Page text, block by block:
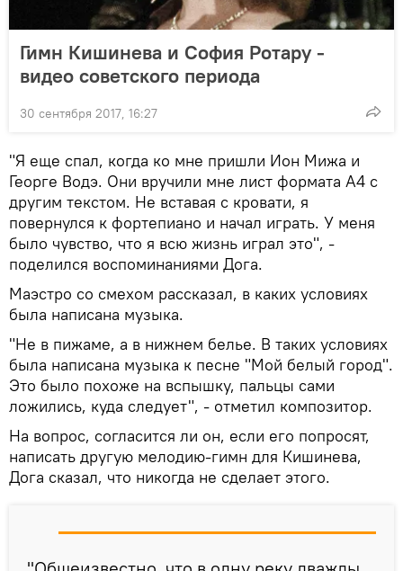
Гимн Кишинева и София Ротару -
видео советского периода
30 сентября 2017, 16:27
"Я еще спал, когда ко мне пришли Ион Мижа и
Георге Водэ. Они вручили мне лист формата А4 с
другим текстом. Не вставая с кровати, я
повернулся к фортепиано и начал играть. У меня
было чувство, что я всю жизнь играл это", -
поделился воспоминаниями Дога.
Маэстро со смехом рассказал, в каких условиях
была написана музыка.
"Не в пижаме, а в нижнем белье. В таких условиях
была написана музыка к песне "Мой белый город".
Это было похоже на вспышку, пальцы сами
ложились, куда следует", - отметил композитор.
На вопрос, согласится ли он, если его попросят,
написать другую мелодию-гимн для Кишинева,
Дога сказал, что никогда не сделает этого.